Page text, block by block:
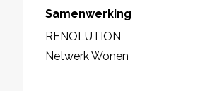
Samenwerking
RENOLUTION
Netwerk Wonen